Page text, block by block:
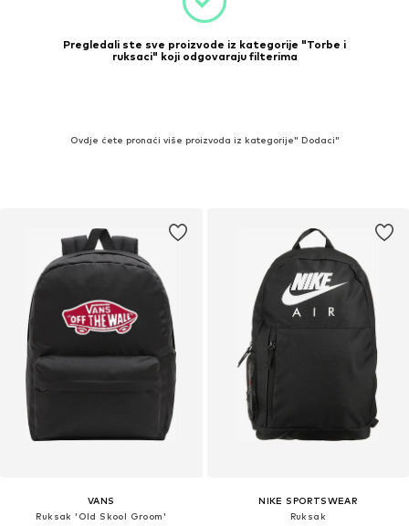
Pregledali ste sve proizvode iz kategorije "Torbe i
ruksaci" koji odgovaraju filterima
Ovdje ćete pronaći više proizvoda iz kategorije" Dodaci"
VANS
Ruksak 'Old Skool Groom'
NIKE SPORTSWEAR
Ruksak